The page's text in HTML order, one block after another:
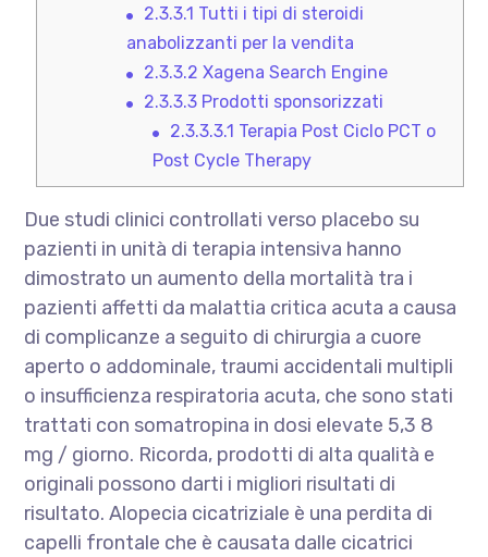
2.3.3.1 Tutti i tipi di steroidi
anabolizzanti per la vendita
2.3.3.2 Xagena Search Engine
2.3.3.3Prodotti sponsorizzati
2.3.3.3.1 Terapia Post Ciclo PCT o
Post Cycle Therapy
Due studi clinici controllati verso placebo su
pazienti in unità di terapia intensiva hanno
dimostrato un aumento della mortalità tra i
pazienti affetti da malattia critica acuta a causa
di complicanze a seguito di chirurgia a cuore
aperto o addominale, traumi accidentali multipli
o insufficienza respiratoria acuta, che sono stati
trattati con somatropina in dosi elevate 5,3 8
mg / giorno. Ricorda, prodotti di alta qualità e
originali possono darti i migliori risultati di
risultato. Alopecia cicatriziale è una perdita di
capelli frontale che è causata dalle cicatrici